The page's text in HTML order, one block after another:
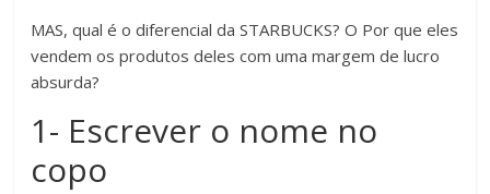
MAS, qual é o diferencial da STARBUCKS? O Por que eles
vendem os produtos deles com uma margem de lucro
absurda?
1- Escrever o nome no
copo